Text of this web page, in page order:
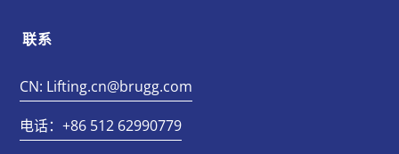
联系
CN: Lifting.cn@brugg.com
电话：+86 512 62990779